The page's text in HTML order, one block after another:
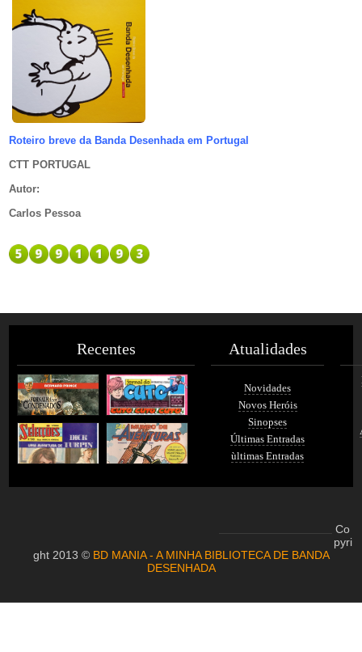
Roteiro breve da Banda Desenhada em Portugal
CTT PORTUGAL
Autor:
Carlos Pessoa
Recentes Atualidades
Novidades
Novos Heróis
Sinopses
Últimas Entradas
ùltimas Entradas
Co
pyri
ght 2013 © BD MANIA - A MINHA BIBLIOTECA DE BANDA
DESENHADA